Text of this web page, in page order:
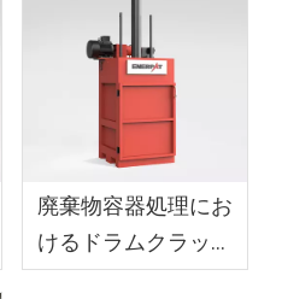
廃棄物容器処理にお
けるドラムクラッシ
ャー